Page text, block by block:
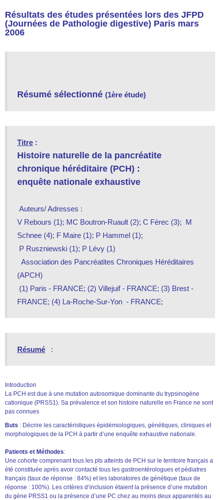
Résultats des études présentées lors des JFPD
(Journées de Pathologie digestive) Paris mars
2006
Résumé sélectionné (1ère étude)
Titre :
Histoire naturelle de la pancréatite
chronique héréditaire (PCH) :
enquête nationale exhaustive
Auteurs/ Adresses :
V Rebours (1); MC Boutron-Ruault (2); C Férec (3);  M
Schnee (4); F Maire (1); P Hammel (1);
P Ruszniewski (1); P Lévy (1)
(APCH)
FRANCE; (4) La-Roche-Sur-Yon  - FRANCE;
Résumé
   :
Introduction
La PCH est due à une mutation autosomique dominante du trypsinogène
cationique (PRSS1). Sa prévalence et son histoire naturelle en France ne sont
pas connues
Buts : Décrire les caractéristiques épidémiologiques, génétiques, cliniques et
morphologiques de la PCH à partir d’une enquête exhaustive nationale.
Patients et Méthodes:
Une cohorte comprenant tous les pts atteints de PCH sur le territoire français a
été constituée après avoir contacté tous les gastroentérologues et pédiatres
français (taux de réponse : 84%) et les laboratoires de génétique (taux de
réponse : 100%). Les critères d’inclusion étaient la présence d’une mutation
du gène PRSS1 ou la présence d’une PC chez au moins deux apparentés au